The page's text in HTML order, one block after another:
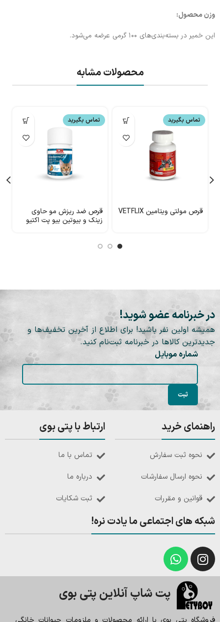
وزن محصول:
این خمیر در بسته‌بندی‌های ۱۰۰ گرمی عرضه می‌شود.
محصولات مشابه
تماس بگیرید
قرص مولتی ویتامین VETFLIX
تماس بگیرید
قرص ضد ریزش مو حاوی
زینک و بیوتین بیو پت اکتیو
در خبرنامه عضو شوید!
همیشه اولین نفر باشید! برای اطلاع از آخرین تخفیف‌ها و
جدیدترین کالاها در خبرنامه ثبت‌نام کنید.
شماره موبایل
راهنمای خرید
نحوه ثبت سفارش
نحوه ارسال سفارشات
قوانین و مقررات
ارتباط با پتی بوی
تماس با ما
درباره ما
ثبت شکایات
شبکه های اجتماعی ما یادت نره!
پت شاپ آنلاین پتی بوی